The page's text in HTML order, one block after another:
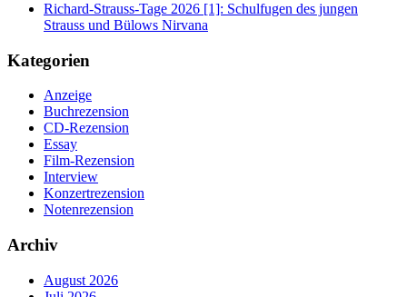
Richard-Strauss-Tage 2026 [1]: Schulfugen des jungen
Strauss und Bülows Nirvana
Kategorien
Anzeige
Buchrezension
CD-Rezension
Essay
Film-Rezension
Interview
Konzertrezension
Notenrezension
Archiv
August 2026